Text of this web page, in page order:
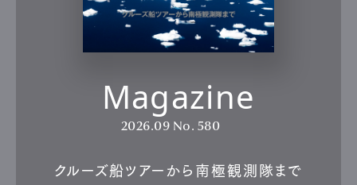
Magazine
2026.09 No. 580
クルーズ船ツアーから南極観測隊まで